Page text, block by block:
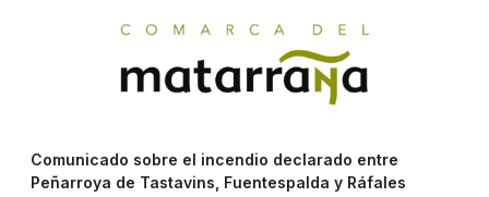
Comunicado sobre el incendio declarado entre
Peñarroya de Tastavins, Fuentespalda y Ráfales